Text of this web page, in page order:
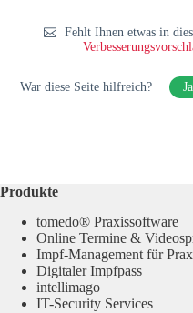
Fehlt Ihnen etwas in
War diese Seite hilfreich? Ja
Produkte
tomedo® Praxissoftware
Online Termine &
Impf-Management für
Digitaler Impfpass
intellimago
IT-Security Services